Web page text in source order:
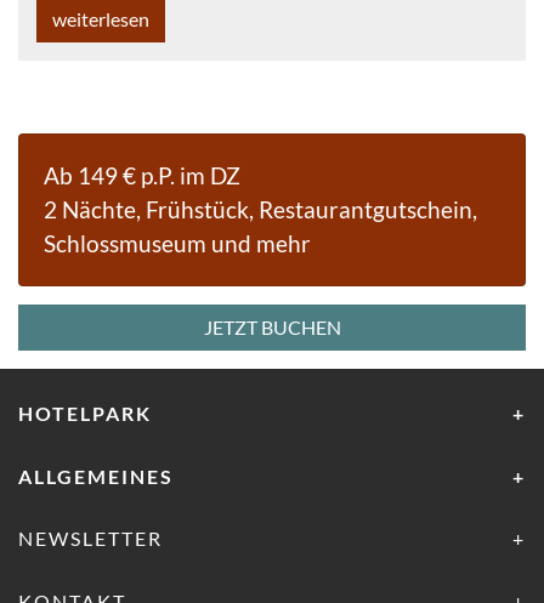
weiterlesen
Ab 149 € p.P. im DZ
2 Nächte, Frühstück, Restaurantgutschein,
Schlossmuseum und mehr
JETZT BUCHEN
HOTELPARK
ALLGEMEINES
NEWSLETTER